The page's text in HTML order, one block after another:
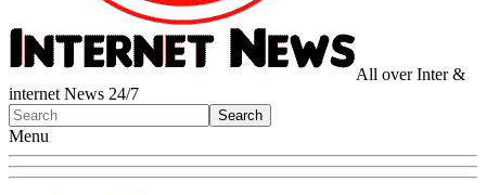
All over Inter &
internet News 24/7
Menu